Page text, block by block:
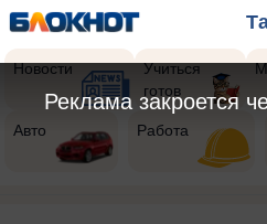
Новости
Учиться
готов
Авто Работа
Реклама закроется